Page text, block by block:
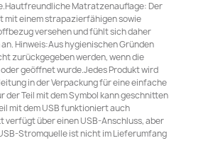
Matratzenauflage: Der
mit einem strapazierfähigen sowie
versehen und fühlt sich daher
Hinweis:Aus hygienischen Gründen
zurückgegeben werden, wenn die
geöffnet wurde.Jedes Produkt wird
in der Verpackung für eine einfache
der Teil mit dem Symbol kann geschnitten
mit dem USB funktioniert auch
verfügt über einen USB-Anschluss, aber
Stromquelle ist nicht im Lieferumfang